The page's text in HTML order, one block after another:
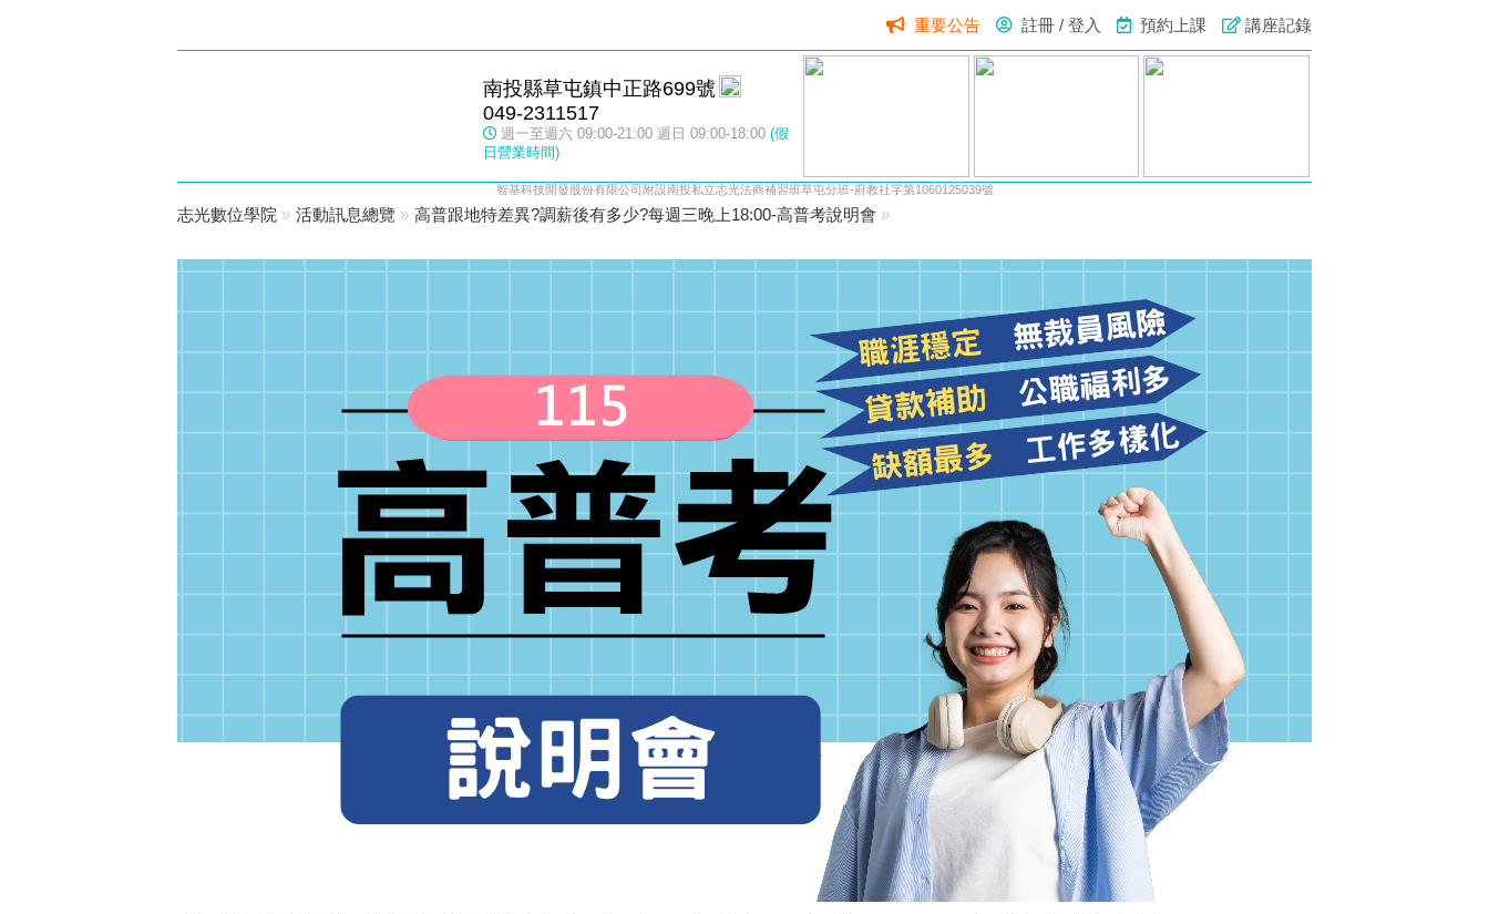
重要公告 註冊 / 登入 預約上課 講座記錄
南投縣草屯鎮中正路699號
049-2311517
週一至週六 09:00-21:00 週日 09:00-18:00 (假
日營業時間)
智基科技開發股份有限公司附設南投私立志光法商補習班草屯分班-府教社字第1060125039號
志光數位學院 » 活動訊息總覽 » 高普跟地特差異?調薪後有多少?每週三晚上18:00-高普考說明會 »